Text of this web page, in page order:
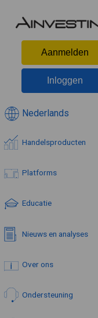
Aanmelden
Inloggen
Nederlands
Handelsproducten
Platforms
Educatie
Nieuws en analyses
Over ons
Ondersteuning